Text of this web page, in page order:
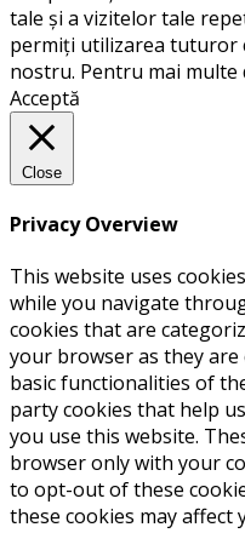
tale și a vizitelor tale
permiți utilizarea tuturor
nostru. Pentru mai multe
Acceptă
Close
Privacy Overview
This website uses
while you navigate
cookies that are
your browser as they
basic functionalities of
party cookies that help
you use this website.
browser only with your
to opt-out of these
these cookies may affect